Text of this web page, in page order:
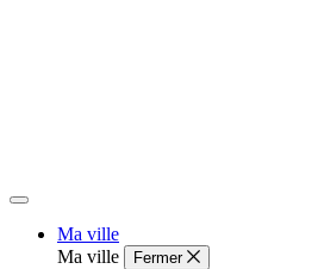
Ma ville
Ma ville
Fermer